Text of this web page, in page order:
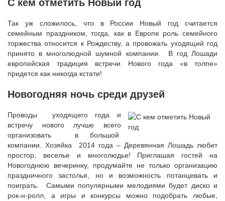
С кем отметить Новый год
Так уж сложилось, что в России Новый год считается
семейным праздником, тогда, как в Европе роль семейного
торжества относится к Рождеству, а провожать уходящий год
принято в многолюдной шумной компании. В год Лошади
европейская традиция встречи Нового года «в толпе»
придется как никогда кстати!
Новогодняя ночь среди друзей
Проводы уходящего года и
встречу нового лучше всего
организовать в большой
компании. Хозяйка 2014 года – Деревянная Лошадь любит
простор, веселье и многолюдье! Приглашая гостей на
Новогоднюю вечеринку, продумайте не только организацию
праздничного застолья, но и возможность потанцевать и
поиграть. Самыми популярными мелодиями будет диско и
рок-н-ролл, а игры и конкурсы можно подобрать любые,